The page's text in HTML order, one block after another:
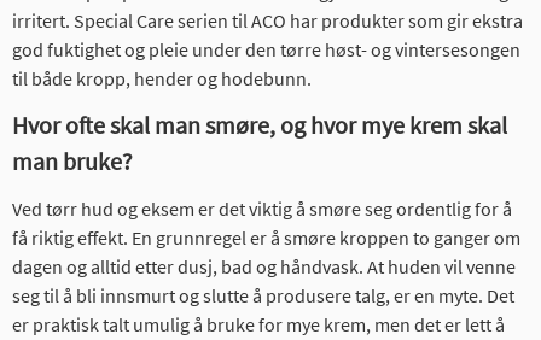
irritert. ​Special Care serien til ACO har produkter som gir ekstra
god fuktighet og pleie under den tørre høst- og vintersesongen
til både kropp, hender og hodebunn.
Hvor ofte skal man smøre, og hvor mye krem skal
man bruke?
Ved tørr hud og eksem er det viktig å smøre seg ordentlig for å
få riktig effekt. En grunnregel er å smøre kroppen to ganger om
dagen og alltid etter dusj, bad og håndvask. At huden vil venne
seg til å bli innsmurt og slutte å produsere talg, er en myte. Det
er praktisk talt umulig å bruke for mye krem, men det er lett å